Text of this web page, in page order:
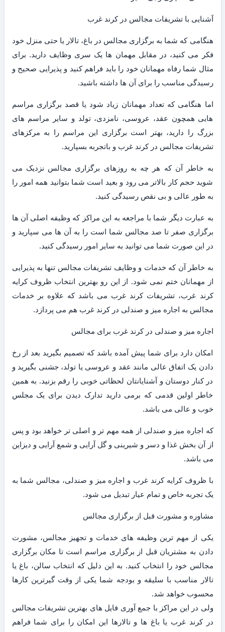
آشنایی با تشریفات مجالس در کرند غرب
هنگامی که شما به برگزاری مجالس در باغ، تالار یا حتی منزل خود
فکر می کنید، در مقابل مهمان ها یک سری وظایف دارید. برای
مثال شما رفاه مهمانان خود را باید فراهم کنید و پذیرایی صحیح و
رسیدگی مناسب را برای آن ها داشته باشید.
اما هنگامی که تعداد مهمانان زیاد شود یا قصد برگزاری مراسم
هایی همچون عقد، عروسی، نامزدی، تولد و سایر مراسم های
بزرگ را دارید، بهتر است برگزاری این مراسم را به مرکزهای
تشریفات مجالس در کرند غرب و باتجربه بسپارید.
به خاطر آن که هر چه به روزهای برگزاری مجالس نزدیک می
شوید حجم کار بالاتر می رود و بعید است شما بتوانید همه امور را
به طور عالی و بی نقص رسیدگی کنید.
به عبارت دیگر شما با مراجعه به این مراکز که وظیفه اصلی آن ها
برگزاری صفر تا صد مجالس شما است را به آن ها می سپارید و
در این صورت شما می توانید به سایر امور رسیدگی کنید.
به خاطر آن که خدمات و وظایف تشریفات مجالس تنها به پذیرایی
از مهمانان ختم نمی شود. از این رو بهترین انتخاب ظروف کرایه
کرند غرب، تشریفات کرند غرب می باشد که علاوه بر خدمات
مجالس به اجاره میز و صندلی در کرند غرب هم می پردازد.
اجاره میز و صندلی در کرند غرب برای مجالس
امکان دارد برای شما پیش آمده باشد که تصمیم بگیرید بعد از رخ
دادن یک اتفاق عالی مانند عقد و عروسی یا تولد، جشنی بگیرید و
در کنار دوستان و آشنایانتان لحظاتی خوبی را رقم بزنید. به همین
خاطر اولین قدمی که برمی دارید تدارک دیدن برای یک مجلس
خوب و عالی می باشد.
که اجاره میز و صندلی از همه مهم تر و اصلی تر خواهد بود و پس
از آن بخش غذا و دسر و شیرینی و گل آرایی و شمع آرایی و دیزاین
می باشد.
با ظروف کرایه کرند غرب و اجاره میز و صندلی، مجالس شما به
یک تجربه خاص و تمام عیار تبدیل می شود.
مشاوره و مشورت قبل از برگزاری مجالس
یکی از مهم ترین وظیفه های خدمات و تجهیز مجالس، مشورت
دادن به مشتریان قبل از برگزاری مراسم است تا مکان برگزاری
مجالس خود را انتخاب کنید. به این دلیل که انتخاب سالن، باغ یا
تالار مناسب با سلیقه و بودجه شما یکی از وقت گیرترین کارها
محسوب خواهد شد.
ولی در این مراکز با جمع آوری فایل های بهترین تشریفات مجالس
در کرند غرب یا باغ ها و تالارها این امکان را برای شما فراهم